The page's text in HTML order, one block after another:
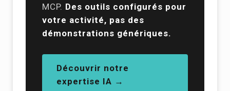
MCP. Des outils configurés pour
votre activité, pas des
démonstrations génériques.
Découvrir notre
expertise IA →